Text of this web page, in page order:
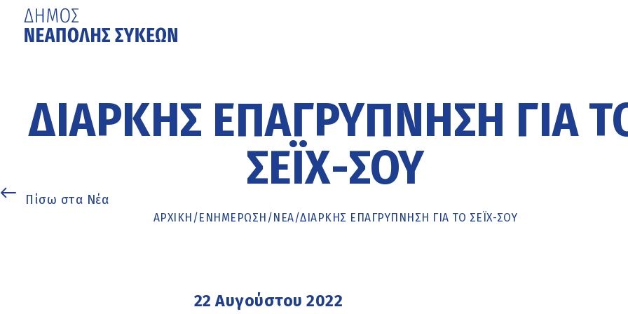
περιεχόμενο
ΔΙΑΡΚΉΣ ΕΠΑΓΡΎΠΝΗΣΗ ΓΙΑ
ΣΈΙΧ-ΣΟΥ
Πίσω στα Νέα
ΑΡΧΙΚΉ /ΕΝΗΜΈΡΩΣΗ /ΝΕΑ/ΔΙΑΡΚΉΣ ΕΠΑΓΡΎΠΝΗΣΗ ΓΙΑ ΤΟ ΣΈΙΧ-ΣΟΥ
22 Αυγούστου 2022